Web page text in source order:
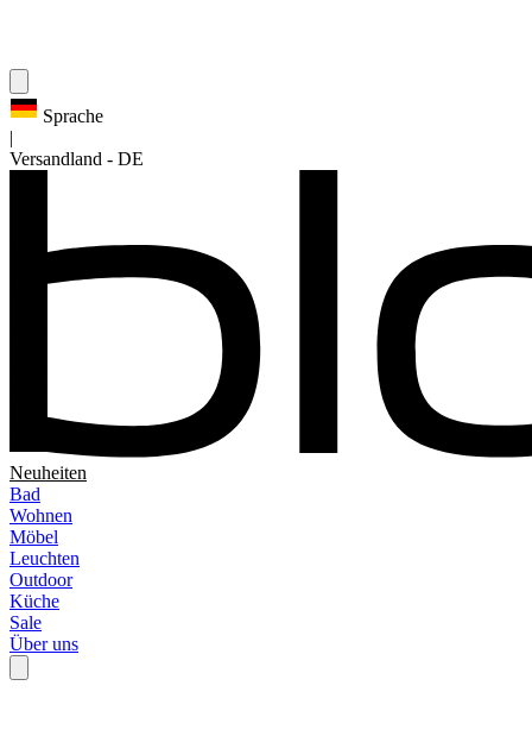
Sprache
Versandland - DE
Neuheiten
Bad
Wohnen
Möbel
Leuchten
Outdoor
Küche
Sale
Über uns